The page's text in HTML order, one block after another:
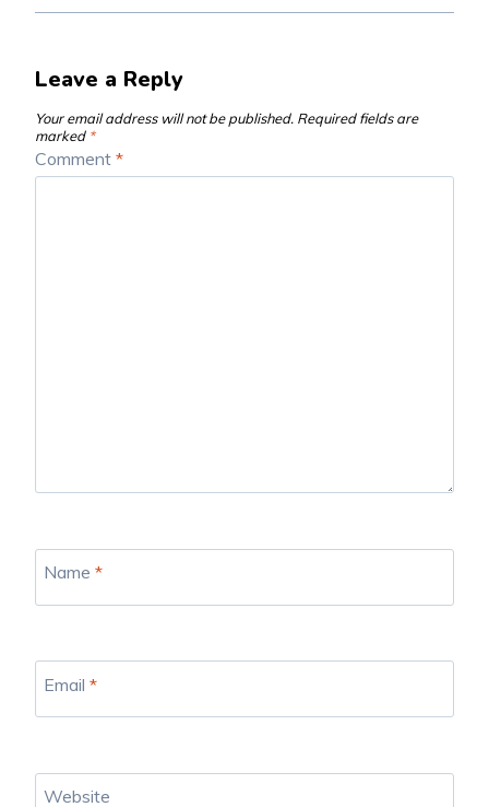
Leave a Reply
Your email address will not be published. Required fields are
marked *
Comment *
Name *
Email *
Website